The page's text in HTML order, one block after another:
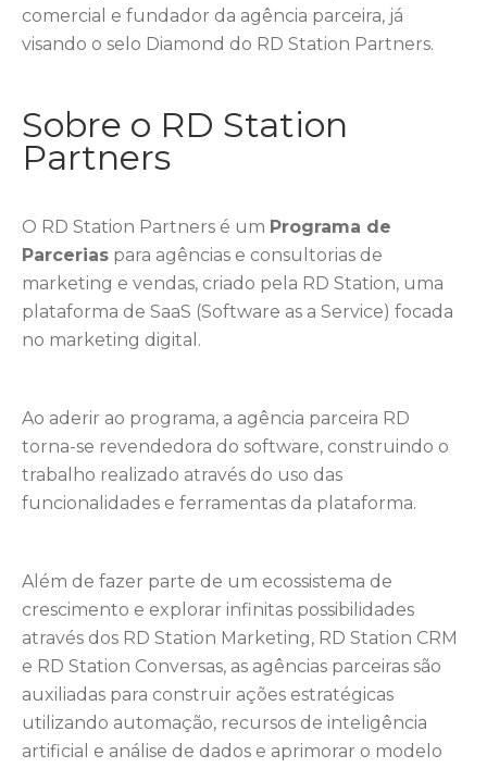
comercial e fundador da agência parceira, já
visando o selo Diamond do RD Station Partners.
Sobre o RD Station
Partners
O RD Station Partners é um Programa de
Parcerias para agências e consultorias de
marketing e vendas, criado pela RD Station, uma
plataforma de SaaS (Software as a Service) focada
no marketing digital.
Ao aderir ao programa, a agência parceira RD
torna-se revendedora do software, construindo o
trabalho realizado através do uso das
funcionalidades e ferramentas da plataforma.
Além de fazer parte de um ecossistema de
crescimento e explorar infinitas possibilidades
através dos RD Station Marketing, RD Station CRM
e RD Station Conversas, as agências parceiras são
auxiliadas para construir ações estratégicas
utilizando automação, recursos de inteligência
artificial e análise de dados e aprimorar o modelo